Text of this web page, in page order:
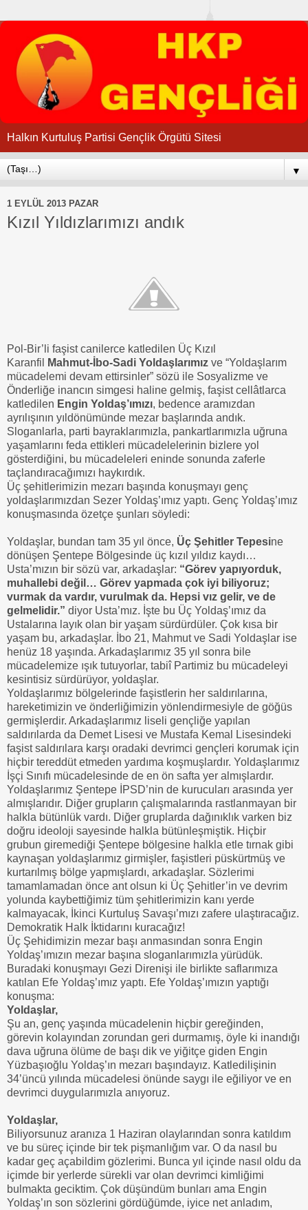
Halkın Kurtuluş Partisi Gençlik Örgütü Sitesi
▼
1 EYLÜL 2013 PAZAR
Kızıl Yıldızlarımızı andık
Pol-Bir’li faşist canilerce katledilen Üç Kızıl
Karanfil
Mahmut-İbo-Sadi Yoldaşlarımız ve “Yoldaşlarım
mücadelemi devam ettirsinler” sözü ile Sosyalizme ve
Önderliğe inancın simgesi haline gelmiş, faşist cellâtlarca
katledilen Engin Yoldaş’ımızı, bedence aramızdan
ayrılışının yıldönümünde mezar başlarında andık.
Sloganlarla, parti bayraklarımızla, pankartlarımızla uğruna
yaşamlarını feda ettikleri mücadelelerinin bizlere yol
gösterdiğini, bu mücadeleleri eninde sonunda zaferle
taçlandıracağımızı haykırdık.
Üç şehitlerimizin mezarı başında konuşmayı genç
yoldaşlarımızdan Sezer Yoldaş’ımız yaptı. Genç Yoldaş’ımız
konuşmasında özetçe şunları söyledi:
Yoldaşlar, bundan tam 35 yıl önce, Üç Şehitler Tepesine
dönüşen Şentepe Bölgesinde üç kızıl yıldız kaydı…
Usta’mızın bir sözü var, arkadaşlar: “Görev yapıyorduk,
muhallebi değil… Görev yapmada çok iyi biliyoruz;
vurmak da vardır, vurulmak da. Hepsi vız gelir, ve de
gelmelidir.” diyor Usta’mız. İşte bu Üç Yoldaş’ımız da
Ustalarına layık olan bir yaşam sürdürdüler. Çok kısa bir
yaşam bu, arkadaşlar. İbo 21, Mahmut ve Sadi Yoldaşlar ise
henüz 18 yaşında. Arkadaşlarımız 35 yıl sonra bile
mücadelemize ışık tutuyorlar, tabiî Partimiz bu mücadeleyi
kesintisiz sürdürüyor, yoldaşlar.
Yoldaşlarımız bölgelerinde faşistlerin her saldırılarına,
hareketimizin ve önderliğimizin yönlendirmesiyle de göğüs
germişlerdir. Arkadaşlarımız liseli gençliğe yapılan
saldırılarda da Demet Lisesi ve Mustafa Kemal Lisesindeki
faşist saldırılara karşı oradaki devrimci gençleri korumak için
hiçbir tereddüt etmeden yardıma koşmuşlardır. Yoldaşlarımız
İşçi Sınıfı mücadelesinde de en ön safta yer almışlardır.
Yoldaşlarımız Şentepe İPSD’nin de kurucuları arasında yer
almışlarıdır. Diğer grupların çalışmalarında rastlanmayan bir
halkla bütünlük vardı. Diğer gruplarda dağınıklık varken biz
doğru ideoloji sayesinde halkla bütünleşmiştik. Hiçbir
grubun giremediği Şentepe bölgesine halkla etle tırnak gibi
kaynaşan yoldaşlarımız girmişler, faşistleri püskürtmüş ve
kurtarılmış bölge yapmışlardı, arkadaşlar. Sözlerimi
tamamlamadan önce ant olsun ki Üç Şehitler’in ve devrim
yolunda kaybettiğimiz tüm şehitlerimizin kanı yerde
kalmayacak, İkinci Kurtuluş Savaşı’mızı zafere ulaştıracağız.
Demokratik Halk İktidarını kuracağız!
Üç Şehidimizin mezar başı anmasından sonra Engin
Yoldaş’ımızın mezar başına sloganlarımızla yürüdük.
Buradaki konuşmayı Gezi Direnişi ile birlikte saflarımıza
katılan Efe Yoldaş’ımız yaptı. Efe Yoldaş’ımızın yaptığı
konuşma:
Yoldaşlar,
Şu an, genç yaşında mücadelenin hiçbir gereğinden,
görevin kolayından zorundan geri durmamış, öyle ki inandığı
dava uğruna ölüme de başı dik ve yiğitçe giden Engin
Yüzbaşıoğlu Yoldaş’ın mezarı başındayız. Katledilişinin
34’üncü yılında mücadelesi önünde saygı ile eğiliyor ve en
devrimci duygularımızla anıyoruz.
Yoldaşlar,
Biliyorsunuz aranıza 1 Haziran olaylarından sonra katıldım
ve bu süreç içinde bir tek pişmanlığım var. O da nasıl bu
kadar geç açabildim gözlerimi. Bunca yıl içinde nasıl oldu da
içimde bir yerlerde sürekli var olan devrimci kimliğimi
bulmakta geciktim. Çok düşündüm bunları ama Engin
Yoldaş’ın son sözlerini gördüğümde, iyice net anladım,